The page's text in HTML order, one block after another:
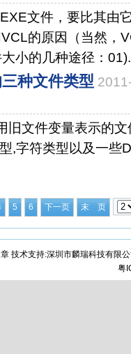
文件，要比其由
的原因（当然，
小的几种途径：
种文件类型
件变量表示的文
,字符类型以及一些
5 6 下一页 末 页
技术支持:深圳市麟瑞科技有限
粤